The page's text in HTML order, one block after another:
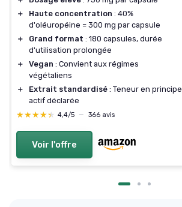
＋
Haute concentration : 40%
d'oléuropéine = 300 mg par capsule
＋
Grand format : 180 capsules, durée
d'utilisation prolongée
＋
Vegan : Convient aux régimes
végétaliens
＋
Extrait standardisé : Teneur en principe
actif déclarée
★★★★★
★★★★★ 4,4/5 — 366 avis
Voir l'offre